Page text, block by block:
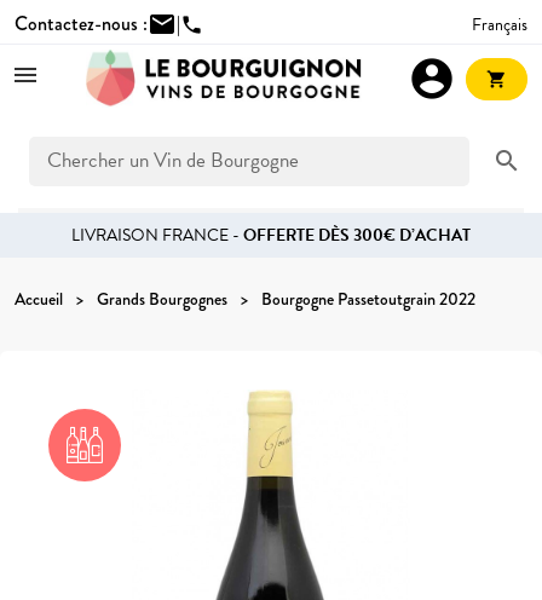
Contactez-nous :mail|phone Français
search
account_circle shopping_cart
LIVRAISON FRANCE -OFFERTE DÈS 300€ D’ACHAT
Accueil Grands Bourgognes Bourgogne Passetoutgrain 2022